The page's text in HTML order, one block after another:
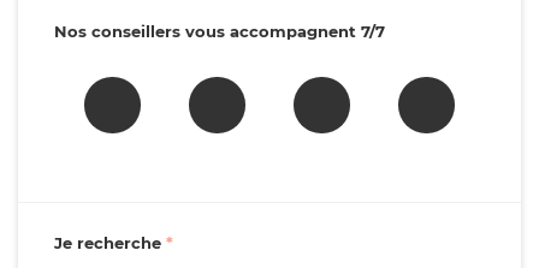
Nos conseillers vous accompagnent 7/7
Je recherche